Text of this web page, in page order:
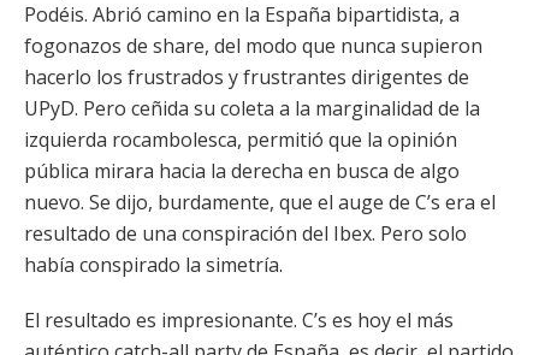
Podéis. Abrió camino en la España bipartidista, a
fogonazos de share, del modo que nunca supieron
hacerlo los frustrados y frustrantes dirigentes de
UPyD. Pero ceñida su coleta a la marginalidad de la
izquierda rocambolesca, permitió que la opinión
pública mirara hacia la derecha en busca de algo
nuevo. Se dijo, burdamente, que el auge de C’s era el
resultado de una conspiración del Ibex. Pero solo
había conspirado la simetría.
El resultado es impresionante. C’s es hoy el más